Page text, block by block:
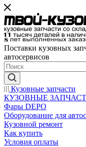
Поставки кузовных
автосервисов
Кузовные запчасти
КУЗОВНЫЕ
Фары DEPO
Оборудование для
Кузовной ремонт
Как купить
Условия оплаты